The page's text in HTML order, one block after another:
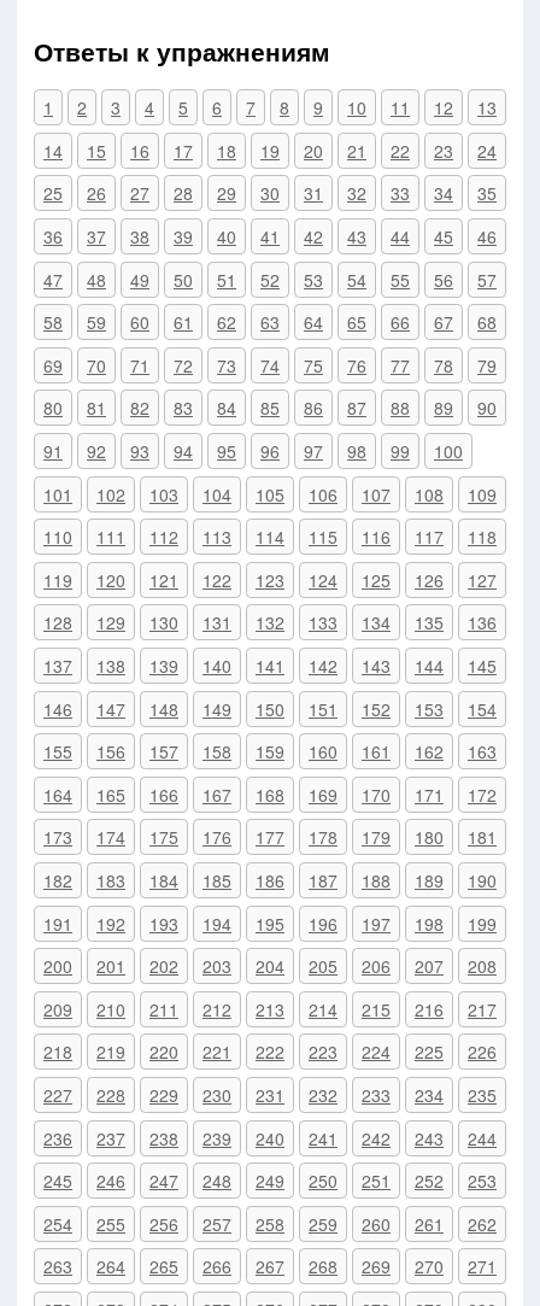
Ответы к упражнениям
1 2 3 4 5 6 7 8 9 10 11 12
13
14
15 16 17 18 19 20 21 22 23
24
25
26 27 28 29 30 31 32 33 34
35
36
37 38 39 40 41 42 43 44 45
46
47
48 49 50 51 52 53 54 55 56
57
58
59 60 61 62 63 64 65 66 67
68
69
70 71 72 73 74 75 76 77 78
79
80
81 82 83 84 85 86 87 88 89
90
91
92 93 94 95 96 97 98 99
100
101
102 103 104 105 106 107 108
109
110
111 112 113 114 115 116 117
118
119
120 121 122 123 124 125 126
127
128
129 130 131 132 133 134 135
136
137
138 139 140 141 142 143 144
145
146
147 148 149 150 151 152 153
154
155
156 157 158 159 160 161 162
163
164
165 166 167 168 169 170 171
172
173
174 175 176 177 178 179 180
181
182
183 184 185 186 187 188 189
190
191
192 193 194 195 196 197 198
199
200
201 202 203 204 205 206 207
208
209
210 211 212 213 214 215 216
217
218
219 220 221 222 223 224 225
226
227
228 229 230 231 232 233 234
235
236
237 238 239 240 241 242 243
244
245
246 247 248 249 250 251 252
253
254
255 256 257 258 259 260 261
262
263
264 265 266 267 268 269 270
271